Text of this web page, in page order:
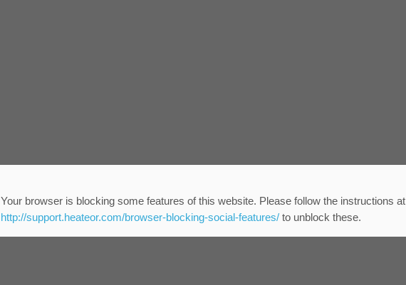
Your browser is blocking some features of this website. Please follow the instructions at
http://support.heateor.com/browser-blocking-social-features/to unblock these.